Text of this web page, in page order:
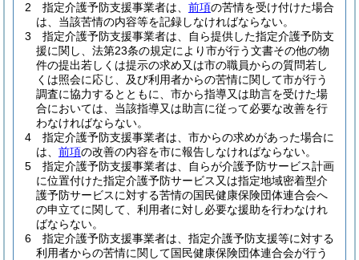
2
指定介護予防支援事業者は、 前項の苦情を受け付けた場合
は、当該苦情の内容等を記録しなければならない。
3
指定介護予防支援事業者は、自ら提供した指定介護予防支
援に関し、法第23条の規定により市が行う文書その他の物
件の提出若しくは提示の求め又は市の職員からの質問若し
くは照会に応じ、及び利用者からの苦情に関して市が行う
調査に協力するとともに、市から指導又は助言を受けた場
合においては、当該指導又は助言に従って必要な改善を行
わなければならない。
4
指定介護予防支援事業者は、市からの求めがあった場合に
は、 前項の改善の内容を市に報告しなければならない。
5
指定介護予防支援事業者は、自らが介護予防サービス計画
に位置付けた指定介護予防サービス又は指定地域密着型介
護予防サービスに対する苦情の国民健康保険団体連合会へ
の申立てに関して、利用者に対し必要な援助を行わなけれ
ばならない。
6
指定介護予防支援事業者は、指定介護予防支援等に対する
利用者からの苦情に関して国民健康保険団体連合会が行う